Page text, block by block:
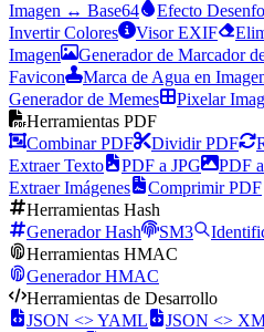
Imagen ↔ Base64
Efecto
Invertir Colores
Visor EXIF
Imagen
Generador de Marcador
Favicon
Marca de Agua en
Generador de Memes
Pixelar
Herramientas PDF
Combinar PDF
Dividir PDF
Extraer Texto
PDF a JPG PDF
Extraer Imágenes
Comprimir PDF
Herramientas Hash
Generador Hash
SM3
Herramientas HMAC
Generador HMAC
Herramientas de Desarrollo
JSON <> YAML
JSON <>